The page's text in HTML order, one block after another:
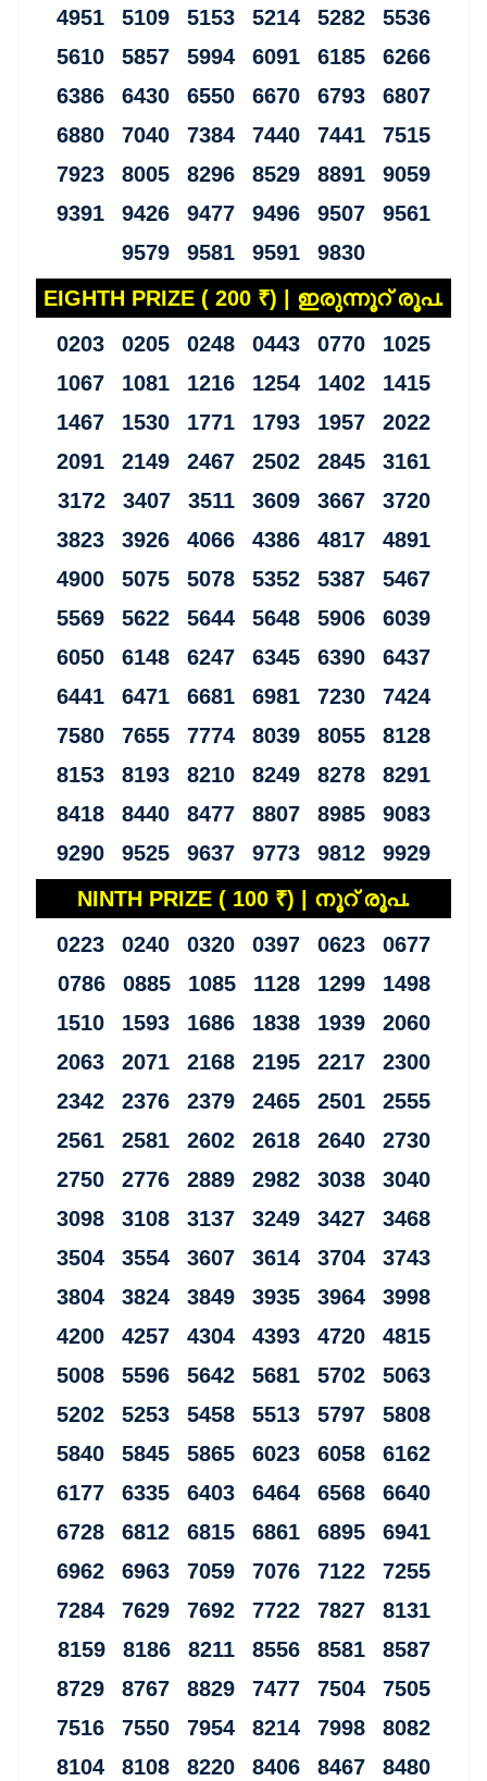
4951 5109 5153 5214 5282 5536
5610 5857 5994 6091 6185 6266
6386 6430 6550 6670 6793 6807
6880 7040 7384 7440 7441 7515
7923 8005 8296 8529 8891 9059
9391 9426 9477 9496 9507 9561
9579 9581 9591 9830
EIGHTH PRIZE ( 200 ₹) | ഇരുന്നൂറ് രൂപ.
0203 0205 0248 0443 0770 1025
1067 1081 1216 1254 1402 1415
1467 1530 1771 1793 1957 2022
2091 2149 2467 2502 2845 3161
3172 3407 3511 3609 3667 3720
3823 3926 4066 4386 4817 4891
4900 5075 5078 5352 5387 5467
5569 5622 5644 5648 5906 6039
6050 6148 6247 6345 6390 6437
6441 6471 6681 6981 7230 7424
7580 7655 7774 8039 8055 8128
8153 8193 8210 8249 8278 8291
8418 8440 8477 8807 8985 9083
9290 9525 9637 9773 9812 9929
NINTH PRIZE ( 100 ₹) | നൂറ് രൂപ.
0223 0240 0320 0397 0623 0677
0786 0885 1085 1128 1299 1498
1510 1593 1686 1838 1939 2060
2063 2071 2168 2195 2217 2300
2342 2376 2379 2465 2501 2555
2561 2581 2602 2618 2640 2730
2750 2776 2889 2982 3038 3040
3098 3108 3137 3249 3427 3468
3504 3554 3607 3614 3704 3743
3804 3824 3849 3935 3964 3998
4200 4257 4304 4393 4720 4815
5008 5596 5642 5681 5702 5063
5202 5253 5458 5513 5797 5808
5840 5845 5865 6023 6058 6162
6177 6335 6403 6464 6568 6640
6728 6812 6815 6861 6895 6941
6962 6963 7059 7076 7122 7255
7284 7629 7692 7722 7827 8131
8159 8186 8211 8556 8581 8587
8729 8767 8829 7477 7504 7505
7516 7550 7954 8214 7998 8082
8104 8108 8220 8406 8467 8480